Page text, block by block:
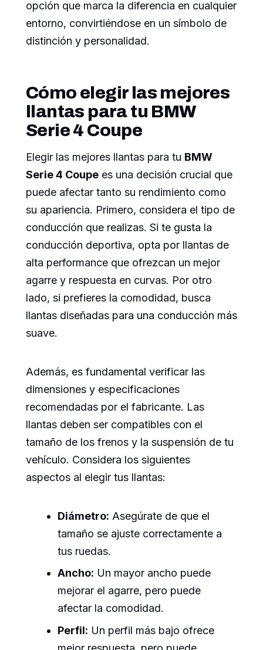
opción que marca la diferencia en cualquier
entorno, convirtiéndose en un símbolo de
distinción y personalidad.
Cómo elegir las mejores
llantas para tu BMW
Serie 4 Coupe
Elegir las mejores llantas para tu BMW
Serie 4 Coupe es una decisión crucial que
puede afectar tanto su rendimiento como
su apariencia. Primero, considera el tipo de
conducción que realizas. Si te gusta la
conducción deportiva, opta por llantas de
alta performance que ofrezcan un mejor
agarre y respuesta en curvas. Por otro
lado, si prefieres la comodidad, busca
llantas diseñadas para una conducción más
suave.
Además, es fundamental verificar las
dimensiones y especificaciones
recomendadas por el fabricante. Las
llantas deben ser compatibles con el
tamaño de los frenos y la suspensión de tu
vehículo. Considera los siguientes
aspectos al elegir tus llantas:
Diámetro: Asegúrate de que el
tamaño se ajuste correctamente a
tus ruedas.
Ancho: Un mayor ancho puede
mejorar el agarre, pero puede
afectar la comodidad.
Perfil: Un perfil más bajo ofrece